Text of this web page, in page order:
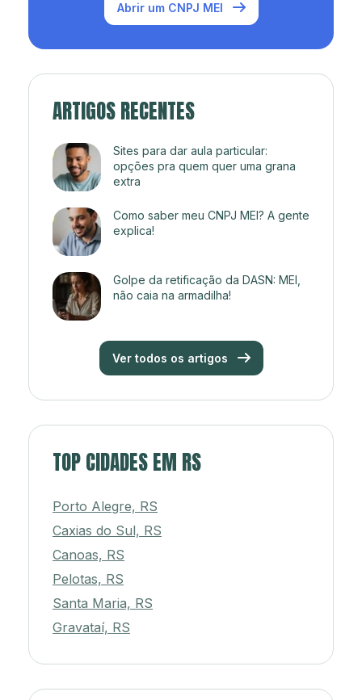
Abrir um CNPJ MEI
ARTIGOS RECENTES
Sites para dar aula particular:
opções pra quem quer uma grana
extra
Como saber meu CNPJ MEI? A gente
explica!
Golpe da retificação da DASN: MEI,
não caia na armadilha!
Ver todos os artigos
TOP CIDADES EM RS
Porto Alegre, RS
Caxias do Sul, RS
Canoas, RS
Pelotas, RS
Santa Maria, RS
Gravataí, RS